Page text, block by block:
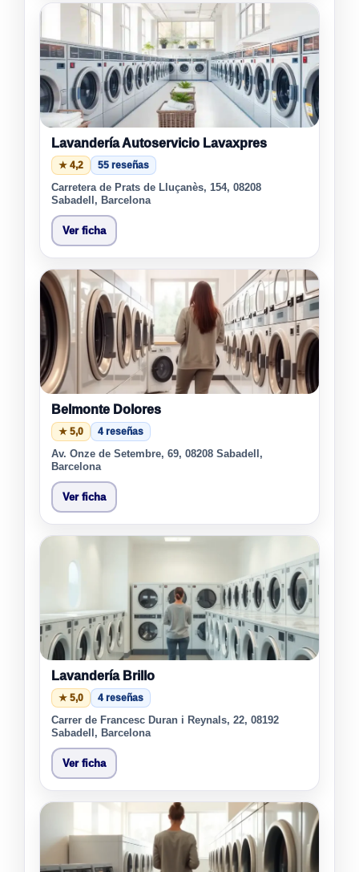
Lavandería Autoservicio Lavaxpres
★ 4,2 55 reseñas
Carretera de Prats de Lluçanès, 154, 08208
Sabadell, Barcelona
Ver ficha
Belmonte Dolores
★ 5,0 4 reseñas
Av. Onze de Setembre, 69, 08208 Sabadell,
Barcelona
Ver ficha
Lavandería Brillo
★ 5,0 4 reseñas
Carrer de Francesc Duran i Reynals, 22, 08192
Sabadell, Barcelona
Ver ficha